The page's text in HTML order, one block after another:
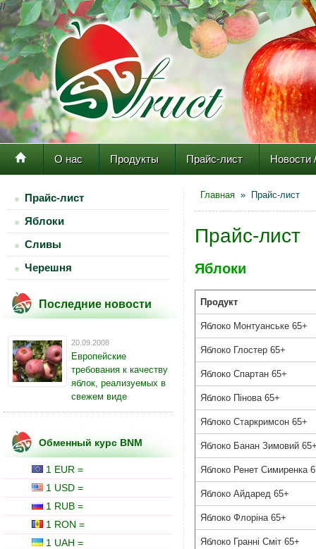
//
О нас Продукты Прайс-лист Новости
Прайс-лист
Яблоки
Сливы
Черешня
Последние новости
20.09.2008
Европейские
требования к качеству
яблок, реализуемых в
свежем виде
Обменный курс BNM
1 EUR =
1 USD =
1 RUB =
1 RON =
1 UAH =
Главная » Прайс-лист
Прайс-лист
Яблоки
Продукт
Яблоко Монтуанське 65+
Яблоко Глостер 65+
Яблоко Спартан 65+
Яблоко Пінова 65+
Яблоко Старкримсон 65+
Яблоко Банан Зимовий
Яблоко Ренет Симиренка
Яблоко Айдаред 65+
Яблоко Флоріна 65+
Яблоко Гранні Сміт 65+